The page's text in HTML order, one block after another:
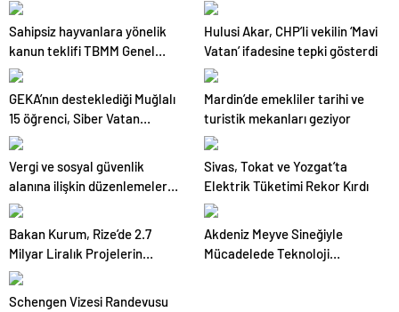
Sahipsiz hayvanlara yönelik
kanun teklifi TBMM Genel
Kurulunda kabul edildi
Hulusi Akar, CHP’li vekilin ‘Mavi
Vatan’ ifadesine tepki gösterdi
GEKA’nın desteklediği Muğlalı
15 öğrenci, Siber Vatan
Bootcamp etkinliğine katıldı
Mardin’de emekliler tarihi ve
turistik mekanları geziyor
Vergi ve sosyal güvenlik
alanına ilişkin düzenlemeler
içeren kanun teklifi TBMM
(1)
Sivas, Tokat ve Yozgat’ta
Elektrik Tüketimi Rekor Kırdı
Bakan Kurum, Rize’de 2.7
Milyar Liralık Projelerin
Açılışını Gerçekleştirecek
Akdeniz Meyve Sineğiyle
Mücadelede Teknoloji
Schengen Vizesi Randevusu